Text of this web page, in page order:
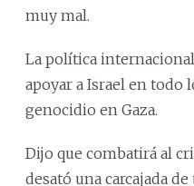
muy mal.
La política
apoyar a Israel en todo
genocidio en Gaza.
Dijo que combatirá al
desató una carcajada